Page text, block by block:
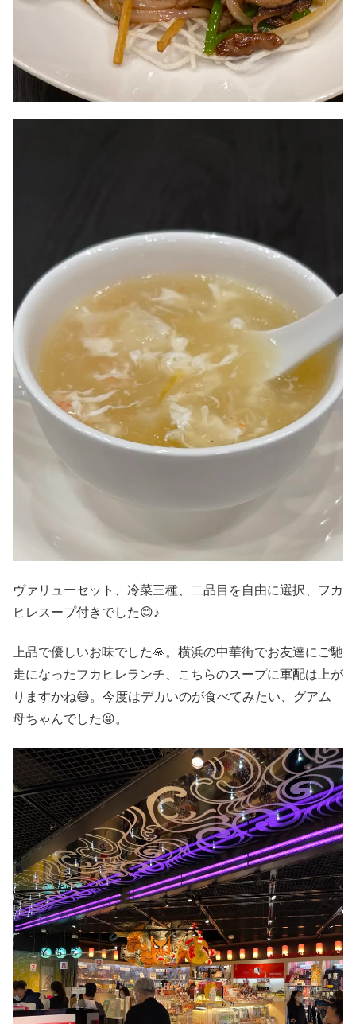
ヴァリューセット、冷菜三種、二品目を自由に選択、フカ
ヒレスープ付きでした😊♪
上品で優しいお味でした🙏。横浜の中華街でお友達にご馳
走になったフカヒレランチ、こちらのスープに軍配は上が
りますかね😅。今度はデカいのが食べてみたい、グアム
母ちゃんでした😝。